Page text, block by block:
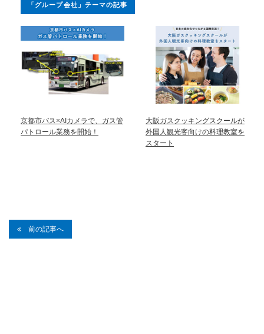
「グループ会社」テーマの記事
京都市バス×AIカメラで、ガス管
パトロール業務を開始！
大阪ガスクッキングスクールが
外国人観光客向けの料理教室を
スタート
前の記事へ